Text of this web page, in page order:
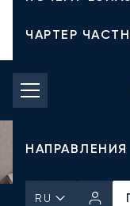
ЧАРТЕР
СТОИМОСТЬ
ЧАСТНЫЕ
НАПРАВЛЕНИЯ
RU